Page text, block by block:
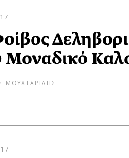
Μοναδικό
ΜΟΥΧΤΑΡΙΔΗΣ